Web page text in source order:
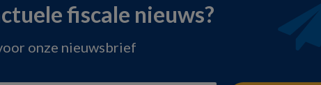
fiscale nieuws?
onze nieuwsbrief